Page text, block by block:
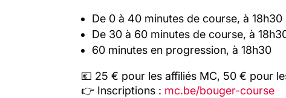
De 0 à 40 minutes de course, à 18h30
De 30 à 60 minutes de course, à
60 minutes en progression, à 18h30
💶 25 € pour les affiliés MC, 50 € pour
👉 Inscriptions : mc.be/bouger-course